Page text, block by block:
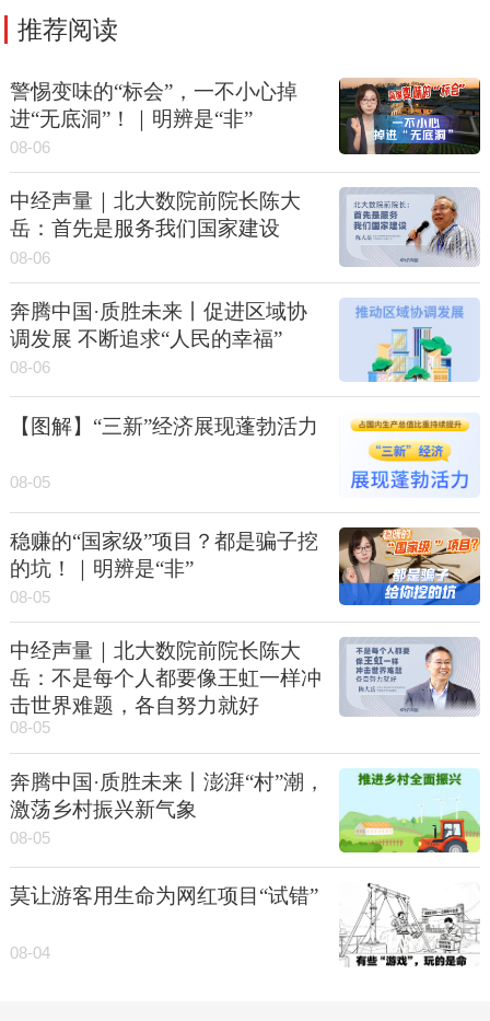
推荐阅读
警惕变味的“标会”，一不小心掉
进“无底洞”！｜明辨是“非”
08-06
中经声量｜北大数院前院长陈大
岳：首先是服务我们国家建设
08-06
奔腾中国·质胜未来丨促进区域协
调发展 不断追求“人民的幸福”
08-06
【图解】“三新”经济展现蓬勃活力
08-05
稳赚的“国家级”项目？都是骗子挖
的坑！｜明辨是“非”
08-05
中经声量｜北大数院前院长陈大
岳：不是每个人都要像王虹一样冲
击世界难题，各自努力就好
08-05
奔腾中国·质胜未来丨澎湃“村”潮，
激荡乡村振兴新气象
08-05
莫让游客用生命为网红项目“试错”
08-04